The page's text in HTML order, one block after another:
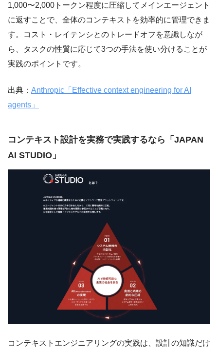
1,000〜2,000トークン程度に圧縮してメインエージェント
に返すことで、全体のコンテキストを効率的に管理できま
す。コスト・レイテンシとのトレードオフを意識しなが
ら、タスクの性質に応じて3つの手法を使い分けることが
実践のポイントです。
出典： Anthropic「Effective context engineering for AI
agents」
コンテキスト設計を実務で実践するなら「JAPAN
AI STUDIO」
コンテキストエンジニアリングの実践は、設計の知識だけ